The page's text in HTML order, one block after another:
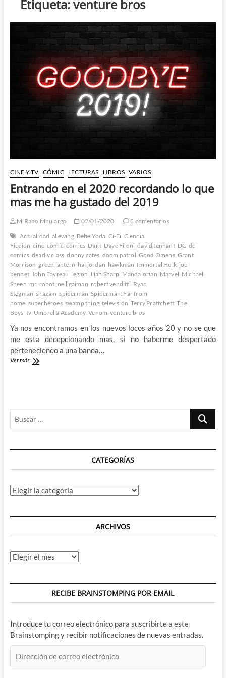
Etiqueta:venture bros
CINE Y TV CÓMIC LECTURAS LIBROS VARIOS
Entrando en el 2020 recordando lo que
mas me ha gustado del 2019
M'Rabo Mhulargo 02/01/2020
8 comentarios
Actualidad al ewing Bebe Yoda Ci-Fi Ciencia
Ficción cine cómic comics Dark Dave Filoni david tennant DC dc
comics deadly class donny cates doom patrol Good Omens Grant
Morrison green lantern hal jordan hawkman Immortal Hulk joe
bennet John Favreau legion Lian Sharp Mandalorian Marvel Michael
Sheen mr. robot neil gaiman robert venditti Ryan
Stegman shazam spiderman Spiderman: Far from
home superhéroes swamp thing televisión Terry Prattchett The
Boys tv Umbrella Academy Venom venture bros
Ya nos encontramos en los nuevos locos años 20 y no se que
me esta decepcionando mas, si no haberme despertado
perteneciendo a una banda…
Ver másEntrando
mas
me
gustado
2019
Buscar
CATEGORÍAS
Categorías
ARCHIVOS
Archivos
RECIBE BRAINSTOMPING POR EMAIL
Introduce tu correo electrónico para suscribirte a este
Brainstomping y recibir notificaciones de nuevas entradas.
de